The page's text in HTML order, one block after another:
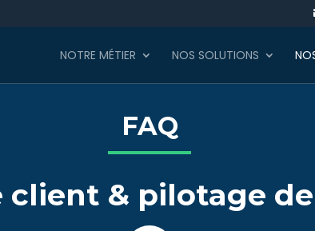
NOTRE MÉTIER NOS SOLUTIONS
FAQ
client & pilotage